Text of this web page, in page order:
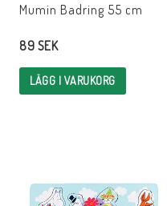
Mumin Badring 55 cm
89 SEK
LÄGG I VARUKORG